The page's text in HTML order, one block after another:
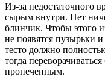
Из-за недостаточного
сырым внутри. Нет
блинчик. Чтобы этого
не появятся пузырьки
тесто должно
тогда
пропеченным.